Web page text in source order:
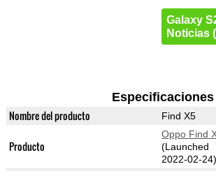
Galaxy
Noticias
Nombre del producto Find X5
Producto
Oppo Find
(Launched
2022-02-24)